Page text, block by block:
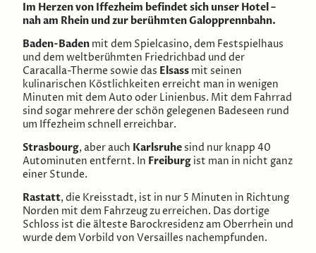
Im Herzen von Iffezheim befindet sich unser Hotel –
nah am Rhein und zur berühmten Galopprennbahn.
Baden-Baden mit dem Spielcasino, dem Festspielhaus
und dem weltberühmten Friedrichbad und der
Caracalla-Therme sowie das Elsass mit seinen
kulinarischen Köstlichkeiten erreicht man in wenigen
Minuten mit dem Auto oder Linienbus. Mit dem Fahrrad
sind sogar mehrere der schön gelegenen Badeseen rund
um Iffezheim schnell erreichbar.
Strasbourg, aber auch Karlsruhesind nur knapp 40
Autominuten entfernt. In Freiburg ist man in nicht ganz
einer Stunde.
Rastatt, die Kreisstadt, ist in nur 5 Minuten in Richtung
Norden mit dem Fahrzeug zu erreichen. Das dortige
Schloss ist die älteste Barockresidenz am Oberrhein und
wurde dem Vorbild von Versailles nachempfunden.